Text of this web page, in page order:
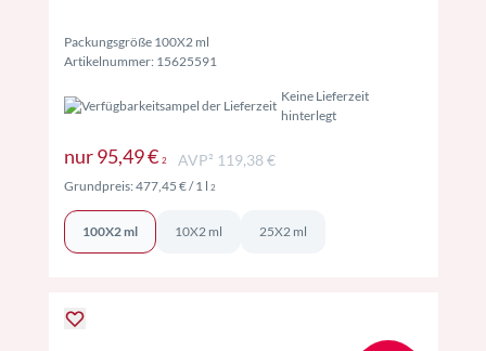
Packungsgröße 100X2 ml
Artikelnummer: 15625591
Keine Lieferzeit
hinterlegt
nur95,49 € 2Preise inkl. MwSt. ggf. zzgl. Versand
AVP² 119,38 €
Grundpreis:477,45 €/ 1 l 2Preise inkl. MwSt. ggf. zzgl. Versand
100X2 ml 10X2 ml 25X2 ml